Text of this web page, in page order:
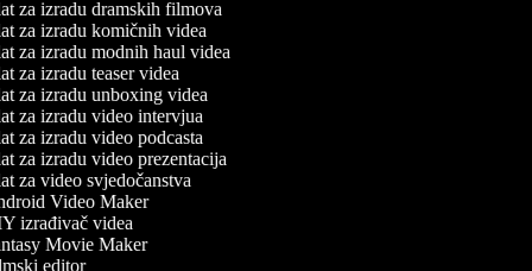
za izradu dramskih filmova
za izradu komičnih videa
za izradu modnih haul videa
za izradu teaser videa
za izradu unboxing videa
za izradu video intervjua
za izradu video podcasta
za izradu video prezentacija
za video svjedočanstva
Video Maker
izrađivač videa
Movie Maker
editor